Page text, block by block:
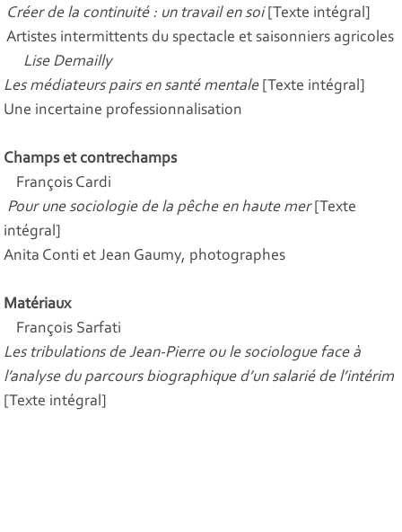
Créer de la continuité : un travail en soi[Texte intégral]
Artistes intermittents du spectacle et saisonniers agricoles
Lise Demailly
Les médiateurs pairs en santé mentale[Texte intégral]
Une incertaine professionnalisation
Champs et contrechamps
François Cardi
Pour une sociologie de la pêche en haute mer[Texte
intégral]
Anita Conti et Jean Gaumy, photographes
Matériaux
François Sarfati
Les tribulations de Jean-Pierre ou le sociologue face à
l’analyse du parcours biographique d’un salarié de l’intérim
[Texte intégral]